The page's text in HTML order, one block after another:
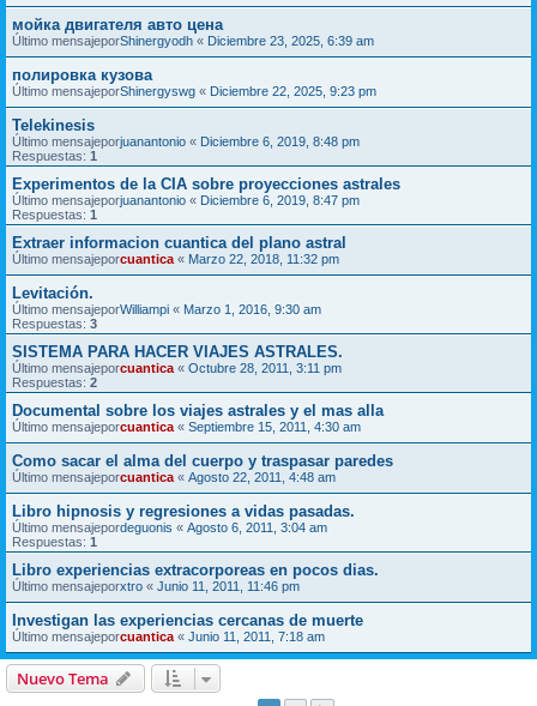
мойка двигателя авто цена
Último mensajeporShinergyodh « Diciembre 23, 2025, 6:39 am
полировка кузова
Último mensajeporShinergyswg « Diciembre 22, 2025, 9:23 pm
Telekinesis
Último mensajeporjuanantonio « Diciembre 6, 2019, 8:48 pm
Respuestas: 1
Experimentos de la CIA sobre proyecciones astrales
Último mensajeporjuanantonio « Diciembre 6, 2019, 8:47 pm
Respuestas: 1
Extraer informacion cuantica del plano astral
Último mensajeporcuantica « Marzo 22, 2018, 11:32 pm
Levitación.
Último mensajeporWilliampi « Marzo 1, 2016, 9:30 am
Respuestas: 3
SISTEMA PARA HACER VIAJES ASTRALES.
Último mensajeporcuantica « Octubre 28, 2011, 3:11 pm
Respuestas: 2
Documental sobre los viajes astrales y el mas alla
Último mensajeporcuantica « Septiembre 15, 2011, 4:30 am
Como sacar el alma del cuerpo y traspasar paredes
Último mensajeporcuantica « Agosto 22, 2011, 4:48 am
Libro hipnosis y regresiones a vidas pasadas.
Último mensajepordeguonis « Agosto 6, 2011, 3:04 am
Respuestas: 1
Libro experiencias extracorporeas en pocos dias.
Último mensajeporxtro « Junio 11, 2011, 11:46 pm
Investigan las experiencias cercanas de muerte
Último mensajeporcuantica « Junio 11, 2011, 7:18 am
Nuevo Tema